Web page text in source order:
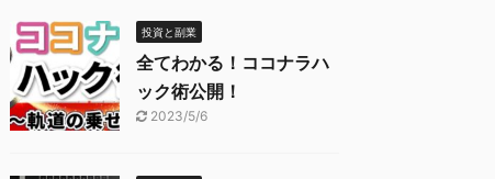
投資と副業
全てわかる！ココナラハ
ック術公開！
2023/5/6